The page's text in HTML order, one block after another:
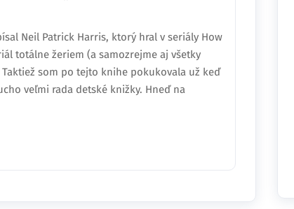
Neil Patrick Harris, ktorý hral v seriály How
totálne žeriem (a samozrejme aj všetky
som po tejto knihe pokukovala už keď
veľmi rada detské knižky. Hneď na